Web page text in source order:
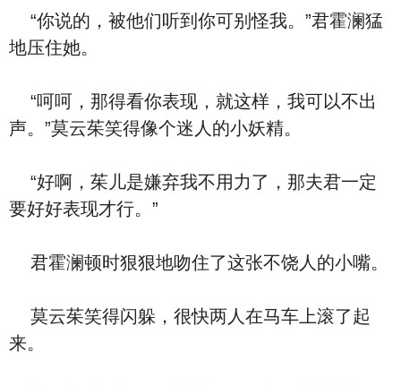
“你说的，被他们听到你可别怪我。”君霍澜猛
地压住她。
“呵呵，那得看你表现，就这样，我可以不出
声。”莫云茱笑得像个迷人的小妖精。
“好啊，茱儿是嫌弃我不用力了，那夫君一定
要好好表现才行。”
君霍澜顿时狠狠地吻住了这张不饶人的小嘴。
莫云茱笑得闪躲，很快两人在马车上滚了起
来。